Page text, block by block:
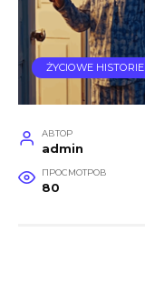
ŻYCIOWE HISTORIE
АВТОР
admin
ПРОСМОТРОВ
80